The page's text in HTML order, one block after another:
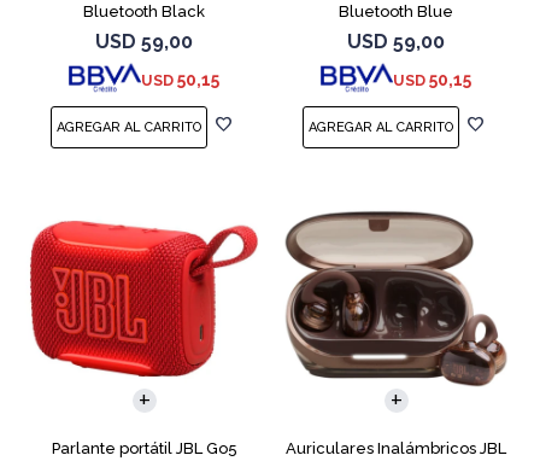
Bluetooth Black
USD 59,00
USD 50,15
Bluetooth Blue
USD 59,00
USD 50,15
Parlante portátil JBL Go5
Auriculares Inalámbricos JBL